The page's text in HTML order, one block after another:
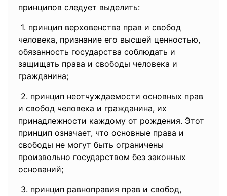
принципов следует выделить:
1. принцип верховенства прав и свобод
человека, признание его высшей ценностью,
обязанность государства соблюдать и
защищать права и свободы человека и
гражданина;
2. принцип неотчуждаемости основных прав
и свобод человека и гражданина, их
принадлежности каждому от рождения. Этот
принцип означает, что основные права и
свободы не могут быть ограничены
произвольно государством без законных
оснований;
3. принцип равноправия прав и свобод,